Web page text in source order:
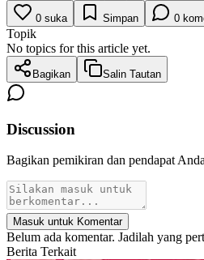
0 suka Simpan 0
Topik
No topics for this article yet.
Bagikan Salin Tautan
Discussion
Bagikan pemikiran dan pendapat Anda
Masuk untuk Komentar
Belum ada komentar. Jadilah yang
Berita Terkait